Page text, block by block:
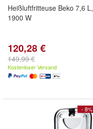
Heißluftfritteuse Beko 7,6 L,
1900 W
120,28 €
149,99 €
Kostenloser Versand
- 8%